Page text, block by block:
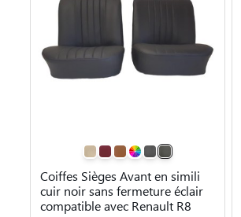
Coiffes Sièges Avant en simili
cuir noir sans fermeture éclair
compatible avec Renault R8